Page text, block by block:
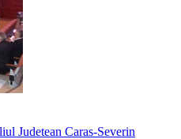
Judetean Caras-Severin